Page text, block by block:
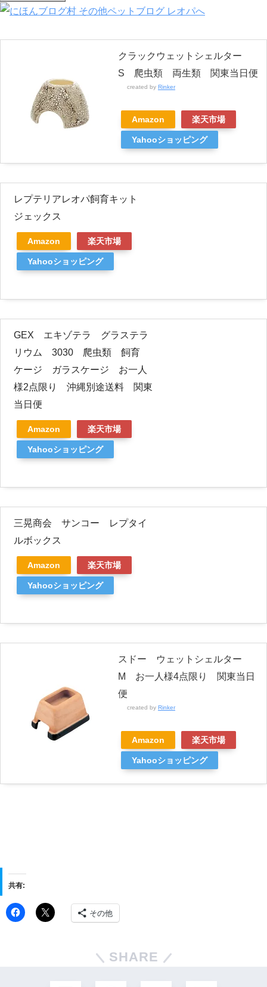
クラックウェットシェルター
S 爬虫類 両生類 関東当日便
created by Rinker
Amazon 楽天市場
Yahooショッピング
レプテリアレオパ飼育キット
ジェックス
Amazon 楽天市場
Yahooショッピング
GEX エキゾテラ グラステラ
リウム 3030 爬虫類 飼育
ケージ ガラスケージ お一人
様2点限り 沖縄別途送料 関東
当日便
Amazon 楽天市場
Yahooショッピング
三晃商会 サンコー レプタイ
ルボックス
Amazon 楽天市場
Yahooショッピング
スドー ウェットシェルター
M お一人様4点限り 関東当日
便
created by Rinker
Amazon 楽天市場
Yahooショッピング
共有:
その他
SHARE